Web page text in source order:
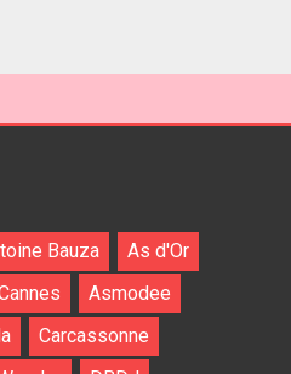
Bauza
As d'Or
Asmodee
Carcassonne